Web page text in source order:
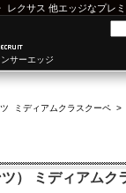
レクサス 他エッジなプレ
サーエッジ
ミディアムクラスクーペ >
） ミディアムク